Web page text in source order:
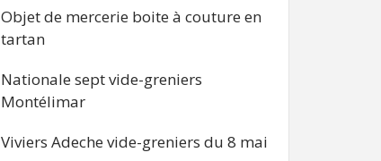
Objet de mercerie boite à couture en
tartan
Nationale sept vide-greniers
Montélimar
Viviers Adeche vide-greniers du 8 mai